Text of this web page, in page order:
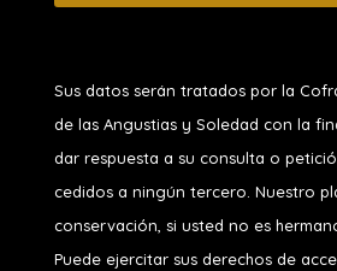
Sus datos serán tratados por la
de las Angustias y Soledad con la
dar respuesta a su consulta o
cedidos a ningún tercero. Nuestro
conservación, si usted no es
Puede ejercitar sus derechos de